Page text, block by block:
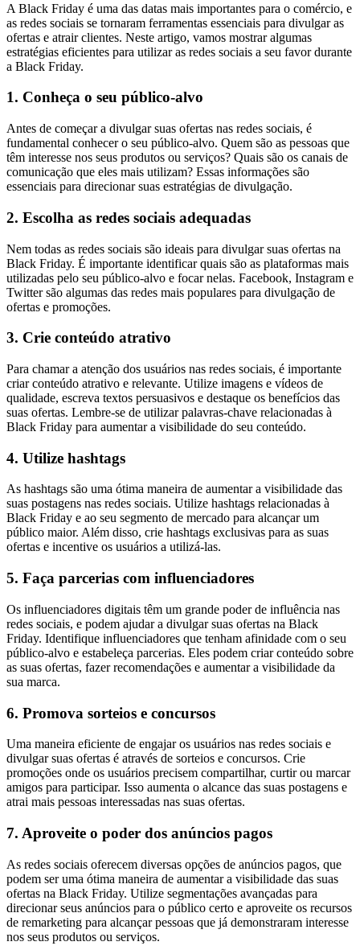
A Black Friday é uma das datas mais importantes para o comércio, e
as redes sociais se tornaram ferramentas essenciais para divulgar as
ofertas e atrair clientes. Neste artigo, vamos mostrar algumas
estratégias eficientes para utilizar as redes sociais a seu favor durante
a Black Friday.
1. Conheça o seu público-alvo
Antes de começar a divulgar suas ofertas nas redes sociais, é
fundamental conhecer o seu público-alvo. Quem são as pessoas que
têm interesse nos seus produtos ou serviços? Quais são os canais de
comunicação que eles mais utilizam? Essas informações são
essenciais para direcionar suas estratégias de divulgação.
2. Escolha as redes sociais adequadas
Nem todas as redes sociais são ideais para divulgar suas ofertas na
Black Friday. É importante identificar quais são as plataformas mais
utilizadas pelo seu público-alvo e focar nelas. Facebook, Instagram e
Twitter são algumas das redes mais populares para divulgação de
ofertas e promoções.
3. Crie conteúdo atrativo
Para chamar a atenção dos usuários nas redes sociais, é importante
criar conteúdo atrativo e relevante. Utilize imagens e vídeos de
qualidade, escreva textos persuasivos e destaque os benefícios das
suas ofertas. Lembre-se de utilizar palavras-chave relacionadas à
Black Friday para aumentar a visibilidade do seu conteúdo.
4. Utilize hashtags
As hashtags são uma ótima maneira de aumentar a visibilidade das
suas postagens nas redes sociais. Utilize hashtags relacionadas à
Black Friday e ao seu segmento de mercado para alcançar um
público maior. Além disso, crie hashtags exclusivas para as suas
ofertas e incentive os usuários a utilizá-las.
5. Faça parcerias com influenciadores
Os influenciadores digitais têm um grande poder de influência nas
redes sociais, e podem ajudar a divulgar suas ofertas na Black
Friday. Identifique influenciadores que tenham afinidade com o seu
público-alvo e estabeleça parcerias. Eles podem criar conteúdo sobre
as suas ofertas, fazer recomendações e aumentar a visibilidade da
sua marca.
6. Promova sorteios e concursos
Uma maneira eficiente de engajar os usuários nas redes sociais e
divulgar suas ofertas é através de sorteios e concursos. Crie
promoções onde os usuários precisem compartilhar, curtir ou marcar
amigos para participar. Isso aumenta o alcance das suas postagens e
atrai mais pessoas interessadas nas suas ofertas.
7. Aproveite o poder dos anúncios pagos
As redes sociais oferecem diversas opções de anúncios pagos, que
podem ser uma ótima maneira de aumentar a visibilidade das suas
ofertas na Black Friday. Utilize segmentações avançadas para
direcionar seus anúncios para o público certo e aproveite os recursos
de remarketing para alcançar pessoas que já demonstraram interesse
nos seus produtos ou serviços.